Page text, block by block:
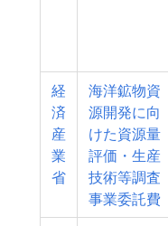
経
済
産
業
省
海洋鉱物資
源開発に向
けた資源量
評価・生産
技術等調査
事業委託費